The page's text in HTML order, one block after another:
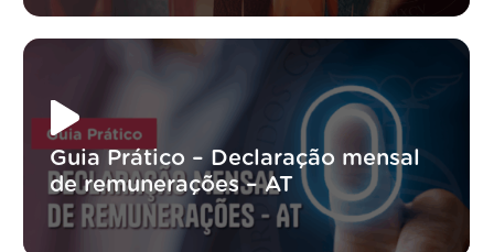
Guia Prático – Declaração mensal
de remunerações – AT